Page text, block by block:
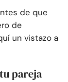
de que
de
un vistazo a
pareja